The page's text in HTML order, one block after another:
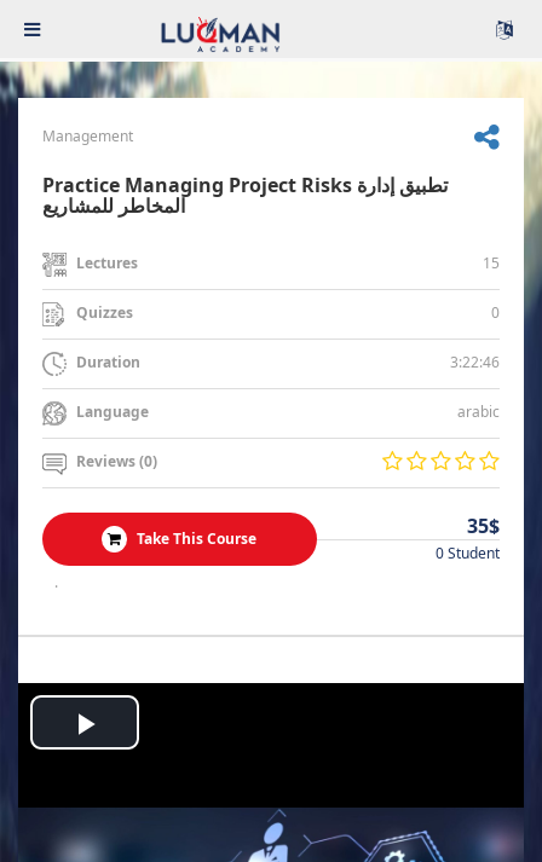
Management
Practice Managing Project Risks تطبيق إدارة
المخاطر للمشاريع
Lectures 15
Quizzes 0
Duration 3:22:46
Language arabic
Reviews (0)
Take This Course 35$
0 Student
.
Play
Video